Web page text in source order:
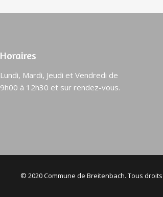
Horaires
Lundi, Mardi, Jeudi et Vendredi de
9h00 à 12h30 et sur rendez-vous.
© 2020 Commune de Breitenbach. Tous